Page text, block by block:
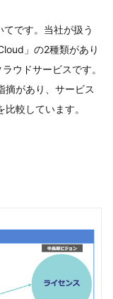
です。当社が扱う
」の2種類があり
ウドサービスです。
摘があり、サービス
較しています。